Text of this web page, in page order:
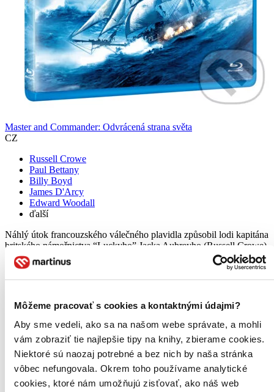
Môžeme pracovať s cookies a kontaktnými údajmi?
Aby sme vedeli, ako sa na našom webe správate, a mohli
vám zobraziť tie najlepšie tipy na knihy, zbierame cookies.
Niektoré sú naozaj potrebné a bez nich by naša stránka
vôbec nefungovala. Okrem toho používame analytické
cookies, ktoré nám umožňujú zisťovať, ako náš web
Master and Commander: Odvrácená strana světa
CZ
Russell Crowe
Paul Bettany
Billy Boyd
James D'Arcy
Edward Woodall
ďalší
Náhlý útok francouzského válečného plavidla způsobil lodi kapitána
britského námořnictva “Luckyho” Jacka Aubreyho (Russell Crowe)
veliké škody. Situace ho staví před zásadní volbu mezi povinností a
přátelstvím. Čeká ho vzrušující a napínavá plavba...
8,19 €
Na sklade 1 ks
Tento film máme síce aktuálne na sklade, máme však už iba
posledné kusy. Ak ho chcete mať rýchlo, ponáhľajte sa!
Dodanie ďalších môže trvať dlhšie, zvyčajne do šiestich dní.
Pridať do zoznamu
Vložiť do košíka